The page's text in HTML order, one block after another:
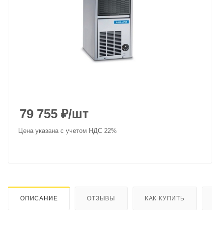
79 755 ₽/шт
Цена указана с учетом НДС 22%
ОПИСАНИЕ ОТЗЫВЫ КАК КУПИТЬ